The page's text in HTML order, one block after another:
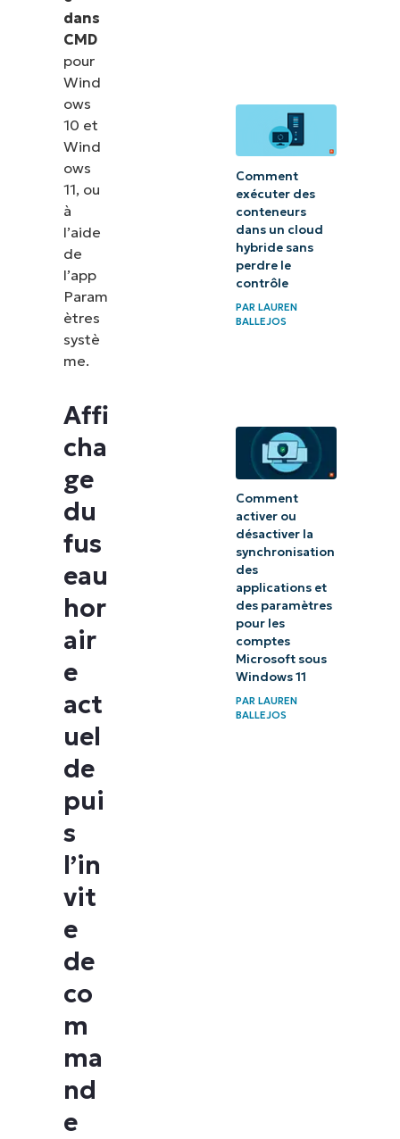
Gestion de la
appareils
dans
CMD
pour
Wind
ows
10 et
Wind
ows
11, ou
à
l’aide
de
l’app
Param
ètres
systè
me.
Affi
cha
ge
du
fus
eau
hor
air
e
act
uel
de
pui
s
l’in
vit
e
de
co
m
ma
nd
e
Comment
exécuter des
conteneurs
dans un cloud
hybride sans
perdre le
contrôle
PAR LAUREN
BALLEJOS
Comment
activer ou
désactiver la
synchronisation
des
applications et
des paramètres
pour les
comptes
Microsoft sous
Windows 11
PAR LAUREN
BALLEJOS